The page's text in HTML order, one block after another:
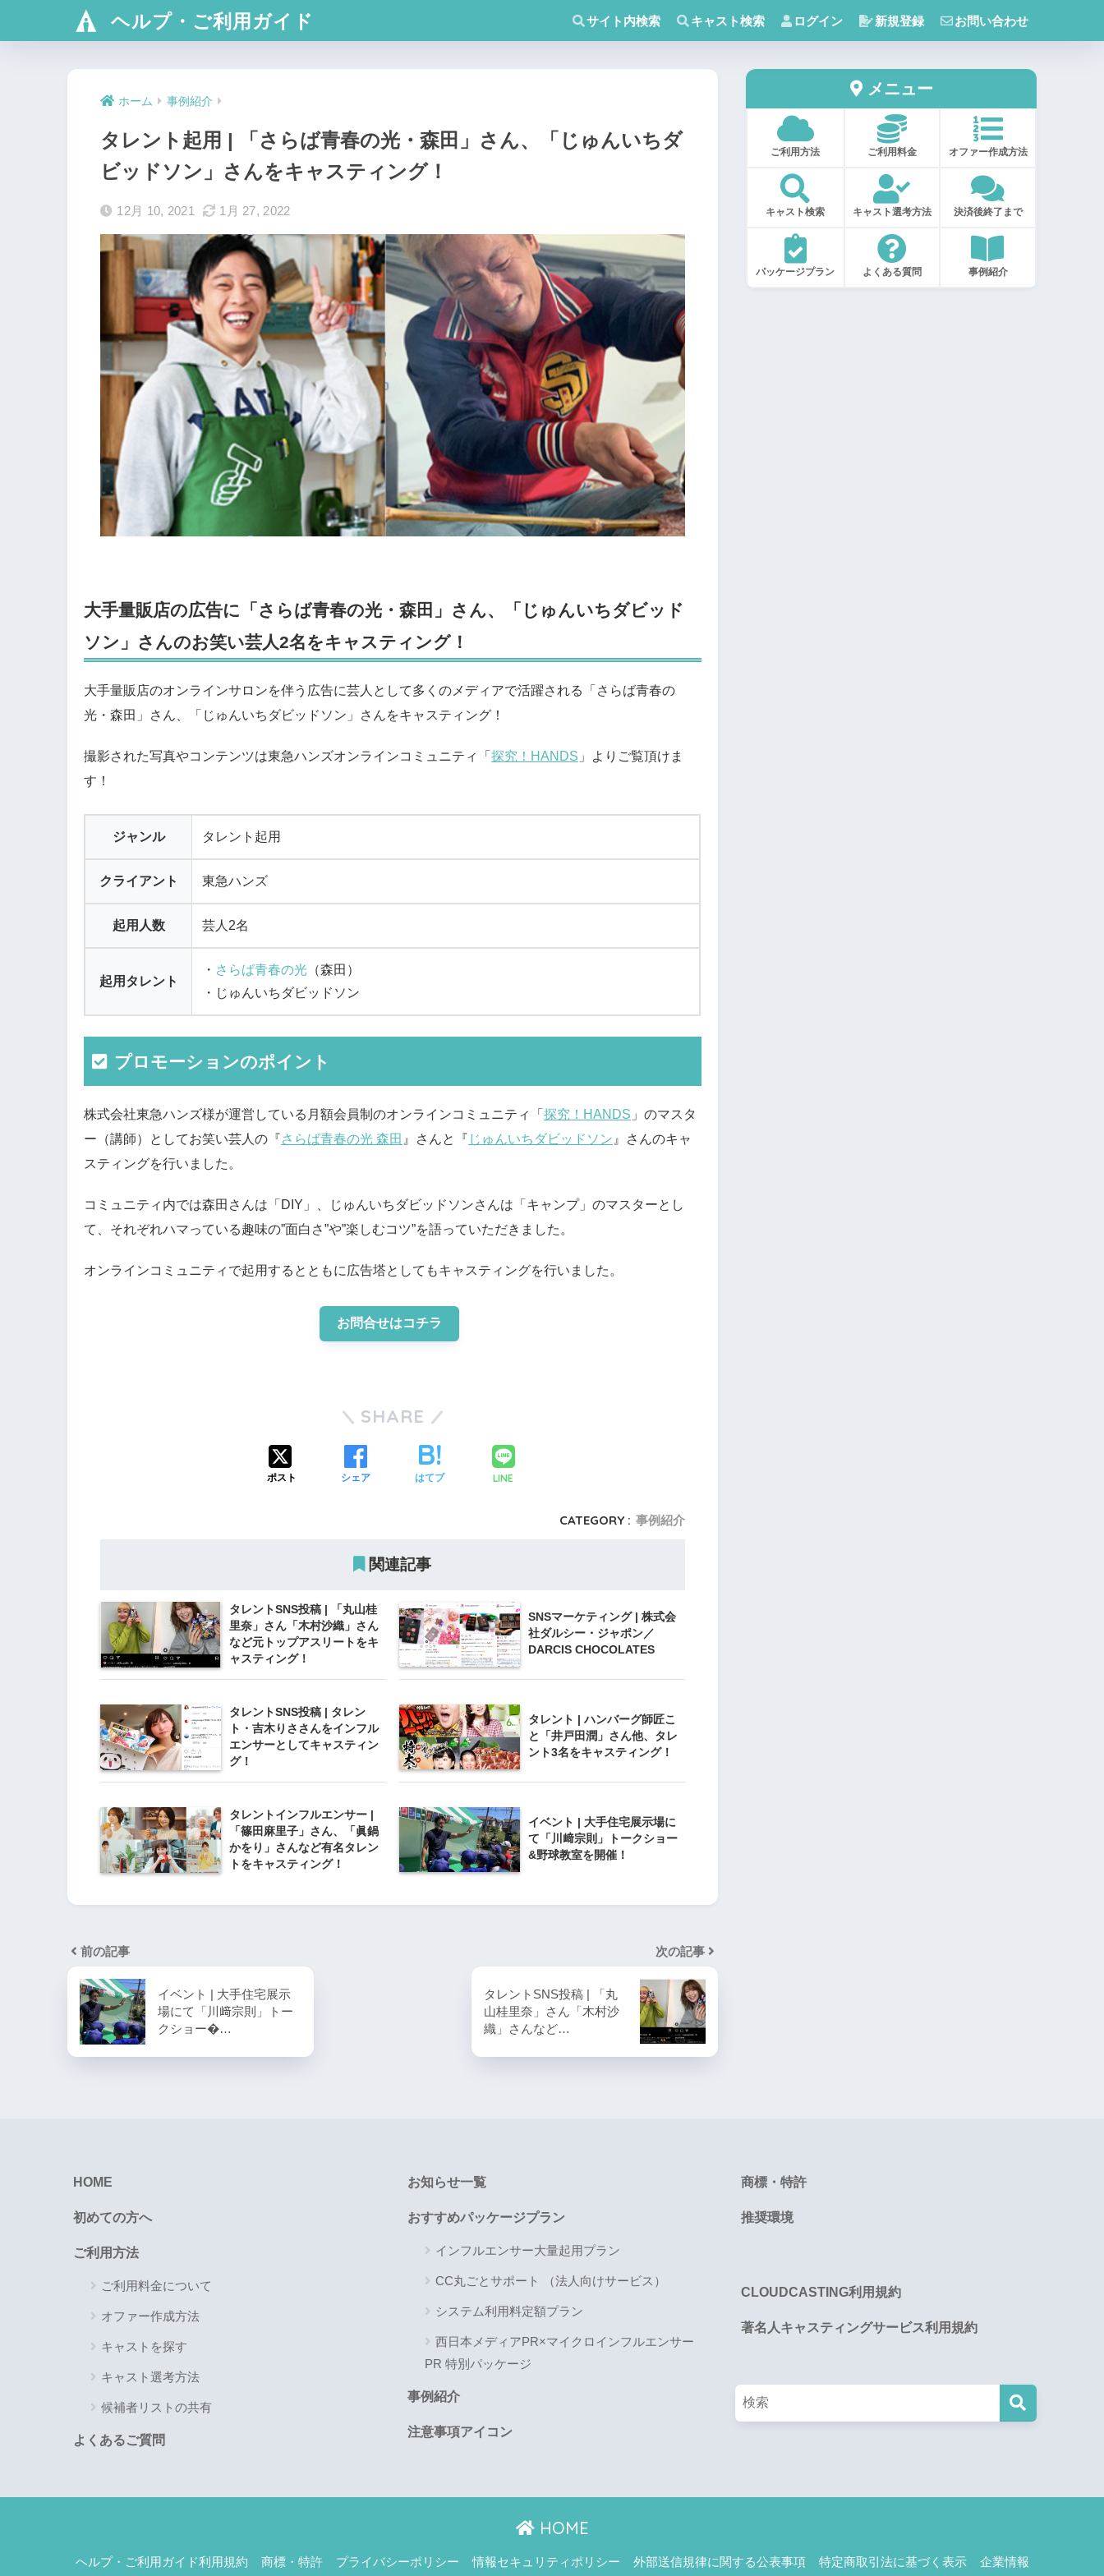
ヘルプ・ご利用ガイド サイト内検索 キャスト検索 ログイン 新規登録 お問い合わせ
ホーム 事例紹介
タレント起用 | 「さらば青春の光・森田」さん、「じゅんいちダ
ビッドソン」さんをキャスティング！
12月 10, 2021 1月 27, 2022
大手量販店の広告に「さらば青春の光・森田」さん、「じゅんいちダビッド
ソン」さんのお笑い芸人2名をキャスティング！
大手量販店のオンラインサロンを伴う広告に芸人として多くのメディアで活躍される「さらば青春の
光・森田」さん、「じゅんいちダビッドソン」さんをキャスティング！
撮影された写真やコンテンツは東急ハンズオンラインコミュニティ「 探究！HANDS 」よりご覧頂けま
す！
ジャンル タレント起用
クライアント 東急ハンズ
起用人数 芸人2名
起用タレント
・ さらば青春の光 （森田）
・じゅんいちダビッドソン
プロモーションのポイント
株式会社東急ハンズ様が運営している月額会員制のオンラインコミュニティ「 探究！HANDS 」のマスタ
ー（講師）としてお笑い芸人の『さらば青春の光 森田 』さんと『 じゅんいちダビッドソン 』さんのキャ
スティングを行いました。
コミュニティ内では森田さんは「DIY」、じゅんいちダビッドソンさんは「キャンプ」のマスターとし
て、それぞれハマっている趣味の”面白さ”や”楽しむコツ”を語っていただきました。
オンラインコミュニティで起用するとともに広告塔としてもキャスティングを行いました。
お問合せはコチラ
SHARE
ポスト シェア はてブ LINE
CATEGORY : 事例紹介
関連記事
タレントSNS投稿 | 「丸山桂
里奈」さん「木村沙織」さん
など元トップアスリートをキ
ャスティング！
SNSマーケティング | 株式会
社ダルシー・ジャポン／
DARCIS CHOCOLATES
タレントSNS投稿 | タレン
ト・吉木りささんをインフル
エンサーとしてキャスティン
グ！
タレント | ハンバーグ師匠こ
と「井戸田潤」さん他、タレ
ント3名をキャスティング！
タレントインフルエンサー |
「篠田麻里子」さん、「眞鍋
かをり」さんなど有名タレン
トをキャスティング！
イベント | 大手住宅展示場に
て「川﨑宗則」トークショー
&野球教室を開催！
前の記事
イベント | 大手住宅展示
場にて「川﨑宗則」トー
クショー�…
次の記事
タレントSNS投稿 | 「丸
山桂里奈」さん「木村沙
織」さんなど…
メニュー
ご利用方法 ご利用料金 オファー作成方法
キャスト検索 キャスト選考方法 決済後終了まで
パッケージプラン よくある質問 事例紹介
HOME
初めての方へ
ご利用方法
ご利用料金について
オファー作成方法
キャストを探す
キャスト選考方法
候補者リストの共有
よくあるご質問
お知らせ一覧
おすすめパッケージプラン
インフルエンサー大量起用プラン
CC丸ごとサポート （法人向けサービス）
システム利用料定額プラン
西日本メディアPR×マイクロインフルエンサー
PR 特別パッケージ
事例紹介
注意事項アイコン
商標・特許
推奨環境
CLOUDCASTING利用規約
著名人キャスティングサービス利用規約
HOME
ヘルプ・ご利用ガイド利用規約 商標・特許 プライバシーポリシー 情報セキュリティポリシー 外部送信規律に関する公表事項 特定商取引法に基づく表示 企業情報